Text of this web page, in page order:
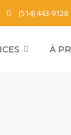
(514) 443-9128
À